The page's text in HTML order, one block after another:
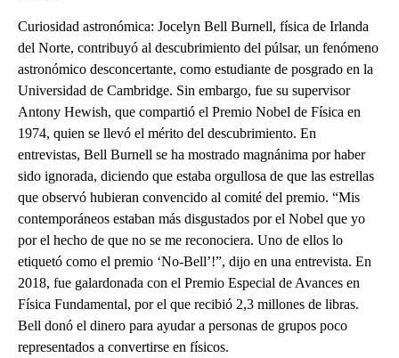
Curiosidad astronómica: Jocelyn Bell Burnell, física de Irlanda
del Norte, contribuyó al descubrimiento del púlsar, un fenómeno
astronómico desconcertante, como estudiante de posgrado en la
Universidad de Cambridge. Sin embargo, fue su supervisor
Antony Hewish, que compartió el Premio Nobel de Física en
1974, quien se llevó el mérito del descubrimiento. En
entrevistas, Bell Burnell se ha mostrado magnánima por haber
sido ignorada, diciendo que estaba orgullosa de que las estrellas
que observó hubieran convencido al comité del premio. “Mis
contemporáneos estaban más disgustados por el Nobel que yo
por el hecho de que no se me reconociera. Uno de ellos lo
etiquetó como el premio ‘No-Bell’!”, dijo en una entrevista. En
2018, fue galardonada con el Premio Especial de Avances en
Física Fundamental, por el que recibió 2,3 millones de libras.
Bell donó el dinero para ayudar a personas de grupos poco
representados a convertirse en físicos.